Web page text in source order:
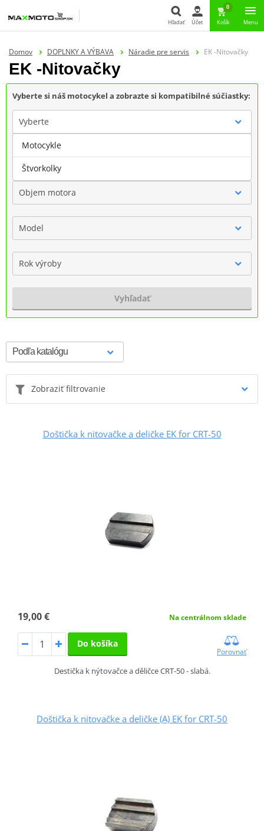
Hľadať
Hľadať Účet
0
Košík Menu
Domov DOPLNKY A VÝBAVA Náradie pre servis EK -Nitovačky
EK -Nitovačky
Vyberte si náš motocykel a zobrazte si kompatibilné súčiastky:
Vyberte
Značka
Objem motora
Model
Rok výroby
Vyhľadať
Zobraziť filtrovanie
Doštička k nitovačke a deličke EK for CRT-50
19,00 € Na centrálnom sklade
Do košíka
Porovnať
Destička k nýtovačce a děličce CRT-50 - slabá.
Doštička k nitovačke a deličke (A) EK for CRT-50
Motocykle
Štvorkolky